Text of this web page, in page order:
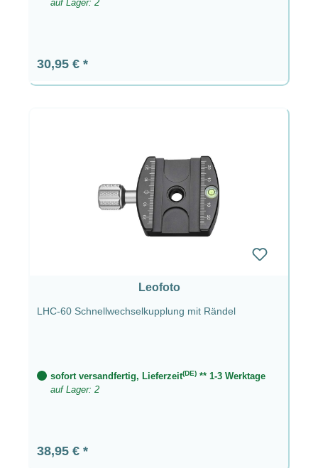
auf Lager: 2
Regulärer Preis:
30,95 €
Leofoto
LHC-60 Schnellwechselkupplung mit Rändel
sofort versandfertig, Lieferzeit(DE) ** 1-3 Werktage
auf Lager: 2
Regulärer Preis:
38,95 €